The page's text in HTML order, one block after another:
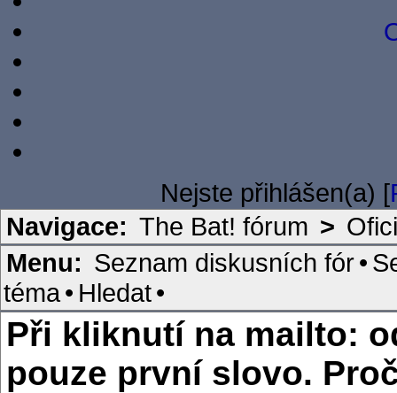
Nejste přihlášen(a) [
Navigace: The Bat! fórum >
Menu: Seznam diskusních fór•
téma• Hledat•
Při kliknutí na mailto:
pouze první slovo.